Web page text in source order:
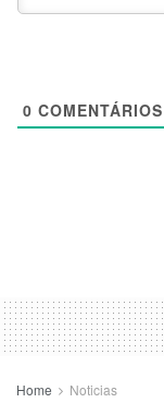
0 COMENTÁRIOS
Home Noticias